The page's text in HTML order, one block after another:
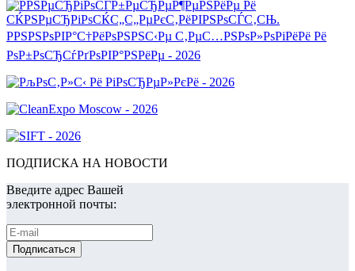
ПОДПИСКА НА НОВОСТИ
Введите адрес Вашей
электронной почты: